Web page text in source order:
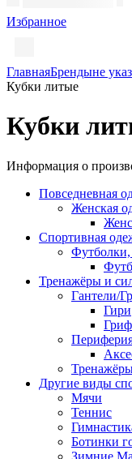
Избранное
ГлавнаяБрендыне
Кубки литые
Кубки
Информация о
Повседневная
Женская
Спортивная
Тренажёры и
Гантели/
Гири
Другие виды
Мячи
Теннис
Ботинки
Зимние